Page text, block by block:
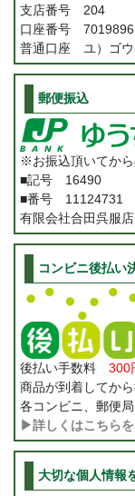
支店番号 204
口座番号 7019896
普通口座 ユ）ゴウ
郵便振込
※お振込頂いてから
■記号 16490
■番号 11124731
有限会社合田呉服
コンビニ後払い
後払い手数料 300
商品が到着してか
各コンビニ、郵便
▶詳しくはこちら
大切な個人情報